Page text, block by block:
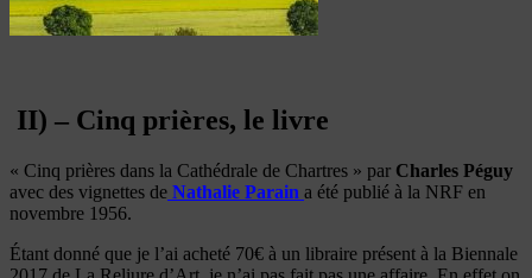
II) – Cinq prières, le livre
« Cinq prières dans la Cathédrale de Chartres » par Charles Péguy
avec des vignettes de Nathalie Parain a été publié à la NRF en
novembre 1956.
Étant donné que je l’ai acheté 70€ à un libraire présent à la Biennale